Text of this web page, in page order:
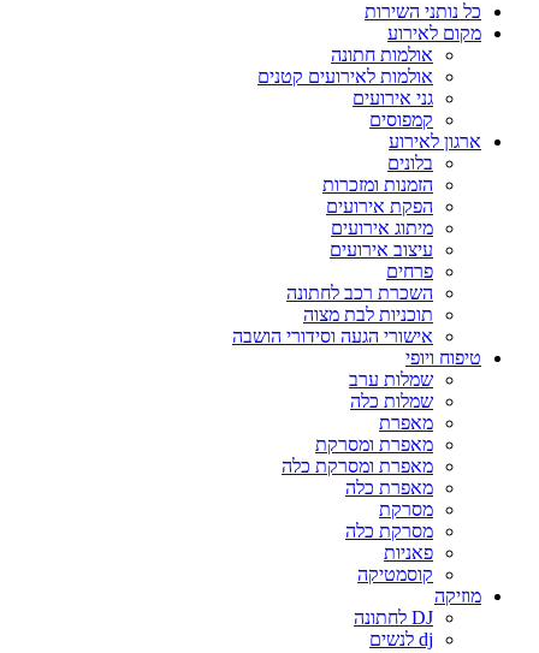
כל נותני השירות
מקום לאירוע
אולמות חתונה
אולמות לאירועים קטנים
גני אירועים
קמפוסים
ארגון לאירוע
בלונים
הזמנות ומזכרות
הפקת אירועים
מיתוג אירועים
עיצוב אירועים
פרחים
השכרת רכב לחתונה
תוכניות לבת מצוה
אישורי הגעה וסידורי הושבה
טיפוח ויופי
שמלות ערב
שמלות כלה
מאפרת
מאפרת ומסרקת
מאפרת ומסרקת כלה
מאפרת כלה
מסרקת
מסרקת כלה
פאניות
קוסמטיקה
מוזיקה
DJ לחתונה
dj לנשים